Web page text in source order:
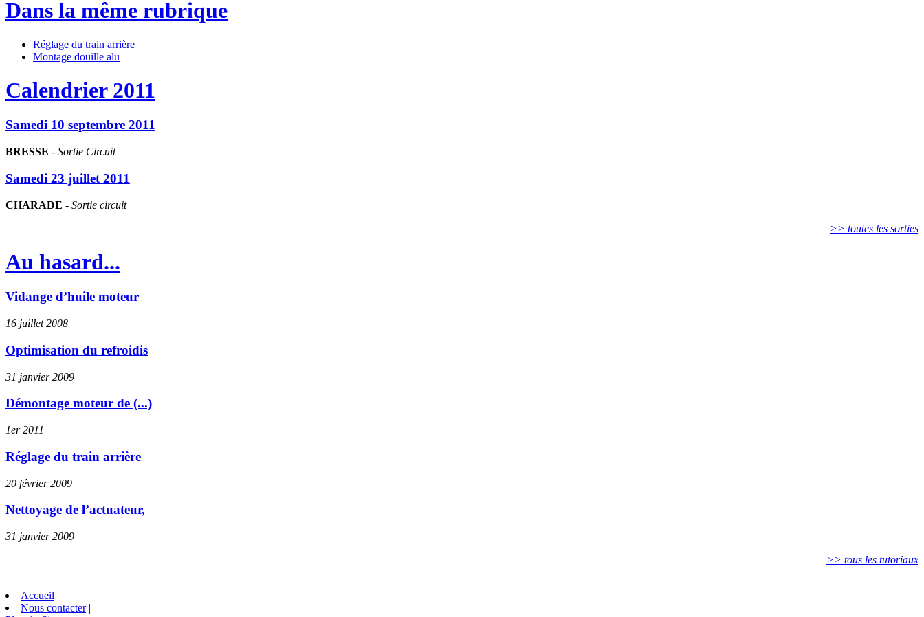
Dans la même rubrique
Réglage du train arrière
Montage douille alu
Calendrier 2011
Samedi 10 septembre 2011
BRESSE - Sortie Circuit
Samedi 23 juillet 2011
CHARADE - Sortie circuit
>> toutes les sorties
Au hasard...
Vidange d’huile moteur
16 juillet 2008
Optimisation du refroidis
31 janvier 2009
Démontage moteur de (...)
1er 2011
Réglage du train arrière
20 février 2009
Nettoyage de l’actuateur,
31 janvier 2009
>> tous les tutoriaux
Accueil |
Nous contacter|